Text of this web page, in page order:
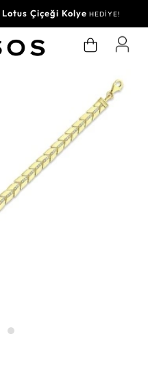
Lotus Çiçeği Kolye HEDİYE!